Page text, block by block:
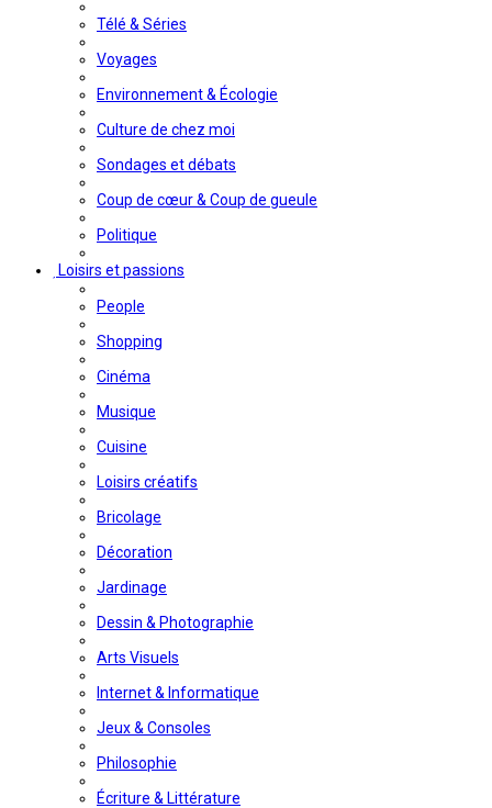
Télé & Séries
Voyages
Environnement & Écologie
Culture de chez moi
Sondages et débats
Coup de cœur & Coup de gueule
Politique
Loisirs et passions
People
Shopping
Cinéma
Musique
Cuisine
Loisirs créatifs
Bricolage
Décoration
Jardinage
Dessin & Photographie
Arts Visuels
Internet & Informatique
Jeux & Consoles
Philosophie
Écriture & Littérature